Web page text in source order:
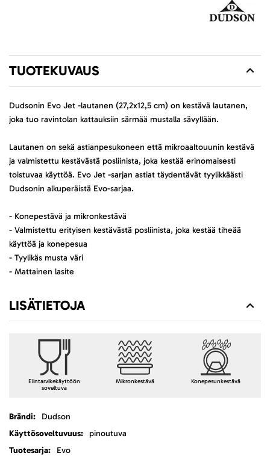
TUOTEKUVAUS
Dudsonin Evo Jet -lautanen (27,2x12,5 cm) on kestävä lautanen,
joka tuo ravintolan kattauksiin särmää mustalla sävyllään.
Lautanen on sekä astianpesukoneen että mikroaaltouunin kestävä
ja valmistettu kestävästä posliinista, joka kestää erinomaisesti
toistuvaa käyttöä. Evo Jet -sarjan astiat täydentävät tyylikkäästi
Dudsonin alkuperäistä Evo-sarjaa.
- Konepestävä ja mikronkestävä
- Valmistettu erityisen kestävästä posliinista, joka kestää tiheää
käyttöä ja konepesua
- Tyylikäs musta väri
- Mattainen lasite
LISÄTIETOJA
Elintarvikekäyttöön
soveltuva
Mikronkestävä Konepesunkestävä
LisätietojaDudson
pinoutuva
Evo